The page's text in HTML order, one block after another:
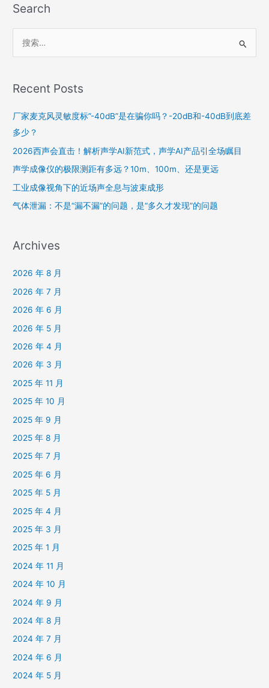
声
报
Search
Recent Posts
厂家麦克风灵敏度标”-40dB”是在骗你吗？-20dB和-40dB到底差
多少？
2026西声会直击！解析声学AI新范式，声学AI产品引全场瞩目
声学成像仪的极限测距有多远？10m、100m、还是更远
工业成像视角下的近场声全息与波束成形
气体泄漏：不是“漏不漏”的问题，是“多久才发现”的问题
Archives
2026 年 8 月
2026 年 7 月
2026 年 6 月
2026 年 5 月
2026 年 4 月
2026 年 3 月
2025 年 11 月
2025 年 10 月
2025 年 9 月
2025 年 8 月
2025 年 7 月
2025 年 6 月
2025 年 5 月
2025 年 4 月
2025 年 3 月
2025 年 1 月
2024 年 11 月
2024 年 10 月
2024 年 9 月
2024 年 8 月
2024 年 7 月
2024 年 6 月
2024 年 5 月